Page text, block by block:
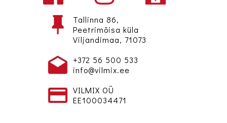
Tallinna 86,
Peetrimõisa küla
Viljandimaa, 71073
+372 56 500 533
info@vilmix.ee
VILMIX OÜ
EE100034471